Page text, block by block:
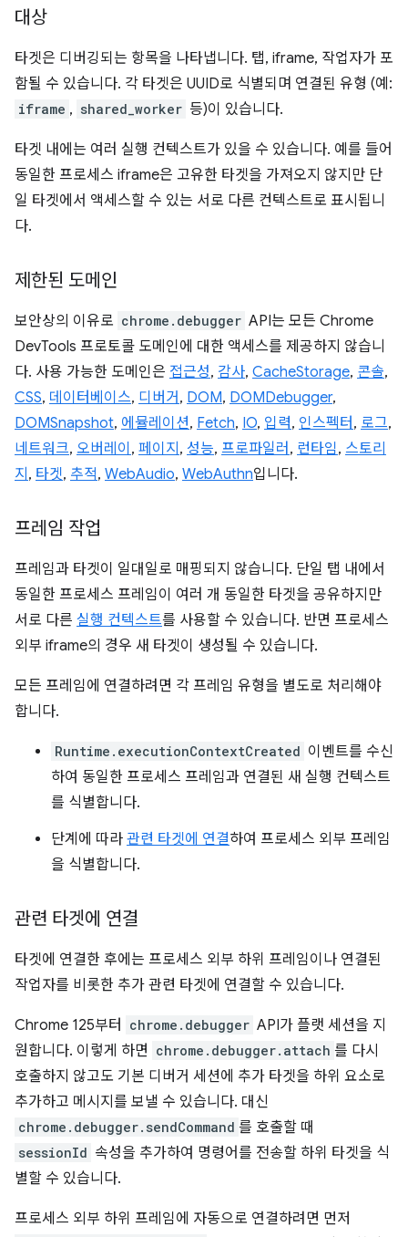
대상
타겟은 디버깅되는 항목을 나타냅니다. 탭, iframe, 작업자가 포
함될 수 있습니다. 각 타겟은 UUID로 식별되며 연결된 유형 (예:
iframe , shared_worker 등)이 있습니다.
타겟 내에는 여러 실행 컨텍스트가 있을 수 있습니다. 예를 들어
동일한 프로세스 iframe은 고유한 타겟을 가져오지 않지만 단
일 타겟에서 액세스할 수 있는 서로 다른 컨텍스트로 표시됩니
다.
제한된 도메인
보안상의 이유로 chrome.debugger API는 모든 Chrome
DevTools 프로토콜 도메인에 대한 액세스를 제공하지 않습니
다. 사용 가능한 도메인은 접근성, 감사, CacheStorage, 콘솔,
CSS, 데이터베이스, 디버거 , DOM, DOMDebugger,
DOMSnapshot, 에뮬레이션, Fetch, IO, 입력, 인스펙터 , 로그,
네트워크, 오버레이 , 페이지 , 성능, 프로파일러 , 런타임, 스토리
지 , 타겟, 추적, WebAudio, WebAuthn입니다.
프레임 작업
프레임과 타겟이 일대일로 매핑되지 않습니다. 단일 탭 내에서
동일한 프로세스 프레임이 여러 개 동일한 타겟을 공유하지만
서로 다른 실행 컨텍스트를 사용할 수 있습니다. 반면 프로세스
외부 iframe의 경우 새 타겟이 생성될 수 있습니다.
모든 프레임에 연결하려면 각 프레임 유형을 별도로 처리해야
합니다.
Runtime.executionContextCreated 이벤트를 수신
하여 동일한 프로세스 프레임과 연결된 새 실행 컨텍스트
를 식별합니다.
단계에 따라 관련 타겟에 연결하여 프로세스 외부 프레임
을 식별합니다.
관련 타겟에 연결
타겟에 연결한 후에는 프로세스 외부 하위 프레임이나 연결된
작업자를 비롯한 추가 관련 타겟에 연결할 수 있습니다.
Chrome 125부터 chrome.debugger API가 플랫 세션을 지
원합니다. 이렇게 하면 chrome.debugger.attach 를 다시
호출하지 않고도 기본 디버거 세션에 추가 타겟을 하위 요소로
추가하고 메시지를 보낼 수 있습니다. 대신
chrome.debugger.sendCommand 를 호출할 때
sessionId 속성을 추가하여 명령어를 전송할 하위 타겟을 식
별할 수 있습니다.
프로세스 외부 하위 프레임에 자동으로 연결하려면 먼저